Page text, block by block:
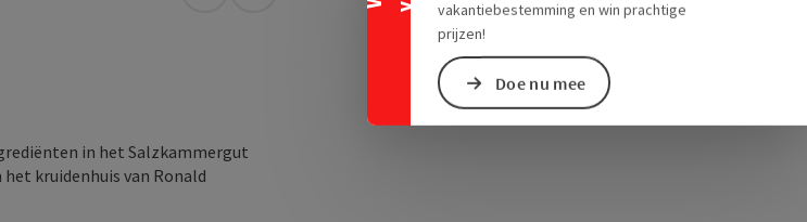
vakantiebestemming en win prachtige
prijzen!
Doe nu mee
in het Salzkammergut
kruidenhuis van Ronald